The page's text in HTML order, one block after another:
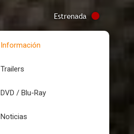
Estrenada
Información
Trailers
DVD / Blu-Ray
Noticias